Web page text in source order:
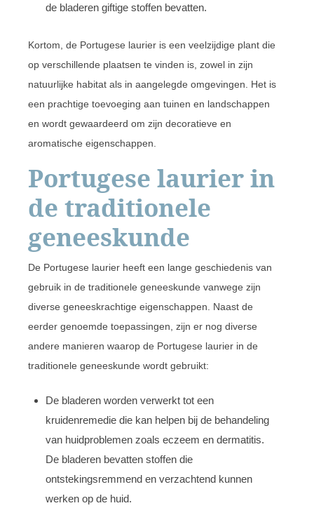
de bladeren giftige stoffen bevatten.
Kortom, de Portugese laurier is een veelzijdige plant die
op verschillende plaatsen te vinden is, zowel in zijn
natuurlijke habitat als in aangelegde omgevingen. Het is
een prachtige toevoeging aan tuinen en landschappen
en wordt gewaardeerd om zijn decoratieve en
aromatische eigenschappen.
Portugese laurier in
de traditionele
geneeskunde
De Portugese laurier heeft een lange geschiedenis van
gebruik in de traditionele geneeskunde vanwege zijn
diverse geneeskrachtige eigenschappen. Naast de
eerder genoemde toepassingen, zijn er nog diverse
andere manieren waarop de Portugese laurier in de
traditionele geneeskunde wordt gebruikt:
De bladeren worden verwerkt tot een
kruidenremedie die kan helpen bij de behandeling
van huidproblemen zoals eczeem en dermatitis.
De bladeren bevatten stoffen die
ontstekingsremmend en verzachtend kunnen
werken op de huid.